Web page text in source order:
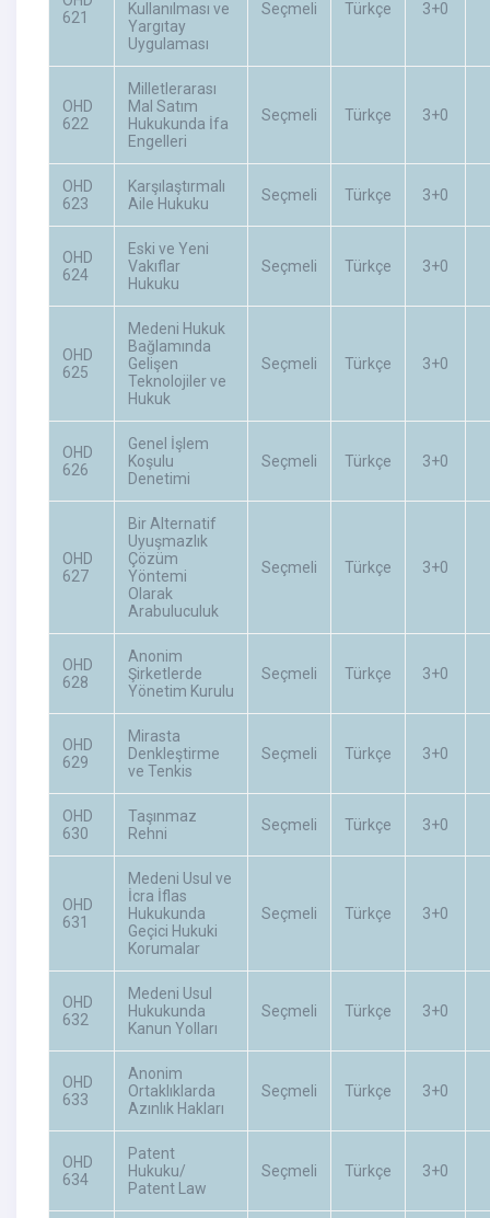
621
Kullanılması ve
Yargıtay
Uygulaması
Seçmeli Türkçe 3+0
OHD
622
Milletlerarası
Mal Satım
Hukukunda İfa
Engelleri
Seçmeli Türkçe 3+0
OHD
623
Karşılaştırmalı
Aile Hukuku
Seçmeli Türkçe 3+0
OHD
624
Eski ve Yeni
Vakıflar
Hukuku
Seçmeli Türkçe 3+0
OHD
625
Medeni Hukuk
Bağlamında
Gelişen
Teknolojiler ve
Hukuk
Seçmeli Türkçe 3+0
OHD
626
Genel İşlem
Koşulu
Denetimi
Seçmeli Türkçe 3+0
OHD
627
Bir Alternatif
Uyuşmazlık
Çözüm
Yöntemi
Olarak
Arabuluculuk
Seçmeli Türkçe 3+0
OHD
628
Anonim
Şirketlerde
Yönetim Kurulu
Seçmeli Türkçe 3+0
OHD
629
Mirasta
Denkleştirme
ve Tenkis
Seçmeli Türkçe 3+0
OHD
630
Taşınmaz
Rehni
Seçmeli Türkçe 3+0
OHD
631
Medeni Usul ve
İcra İflas
Hukukunda
Geçici Hukuki
Korumalar
Seçmeli Türkçe 3+0
OHD
632
Medeni Usul
Hukukunda
Kanun Yolları
Seçmeli Türkçe 3+0
OHD
633
Anonim
Ortaklıklarda
Azınlık Hakları
Seçmeli Türkçe 3+0
OHD
634
Patent
Hukuku/
Patent Law
Seçmeli Türkçe 3+0